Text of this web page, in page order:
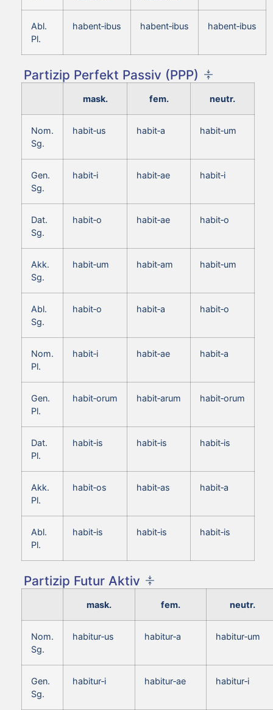
Abl.
Pl.
habent‑ibus habent‑ibus habent‑ibus
Partizip Perfekt Passiv (PPP)
mask. fem. neutr.
Nom.
Sg.
habit‑us habit‑a habit‑um
Gen.
Sg.
habit‑i habit‑ae habit‑i
Dat.
Sg.
habit‑o habit‑ae habit‑o
Akk.
Sg.
habit‑um habit‑am habit‑um
Abl.
Sg.
habit‑o habit‑a habit‑o
Nom.
Pl.
habit‑i habit‑ae habit‑a
Gen.
Pl.
habit‑orum habit‑arum habit‑orum
Dat.
Pl.
habit‑is habit‑is habit‑is
Akk.
Pl.
habit‑os habit‑as habit‑a
Abl.
Pl.
habit‑is habit‑is habit‑is
Partizip Futur Aktiv
mask. fem. neutr.
Nom.
Sg.
habitur‑us habitur‑a habitur‑um
Gen.
Sg.
habitur‑i habitur‑ae habitur‑i